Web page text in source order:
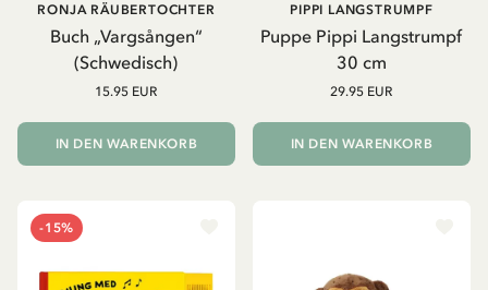
Buch „Vargsången“
(Schwedisch)
RONJA RÄUBERTOCHTER
15.95 EUR
IN DEN WARENKORB
Puppe Pippi Langstrumpf
30 cm
PIPPI LANGSTRUMPF
29.95 EUR
IN DEN WARENKORB
-15%